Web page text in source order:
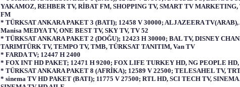
YAKAMOZ, REHBER TV, RİBAT FM, SHOPPING TV, SMART TV
FM
* TÜRKSAT ANKARA PAKET 3 (BATI); 12458 V 30000; ALJAZEERA
Manisa MEDYA TV, ONE BEST TV, SKY TV, TV 52
* TÜRKSAT ANKARA PAKET 2 (DOĞU); 12423 H 30000; BAL TV, DISNEY
TARIMTÜRK TV, TEMPO TV, TMB, TÜRKSAT TANITIM, Van TV
* FARDA TV; 12447 H 2400
* FOX INT HD PAKET; 12471 H 9200; FOX LIFE TURKEY HD, NG PEOPLE
* TÜRKSAT ANKARA PAKET 8 (AFRİKA); 12589 V 22500; TELESAHEL TV,
* sinema TV HD PAKET (BATI); 11775 V 27500; RTL HD, SCI TECH TV,